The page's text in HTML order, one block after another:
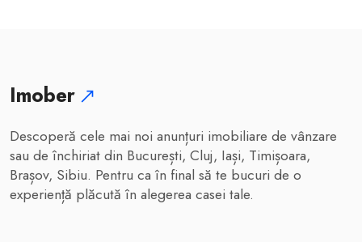
Imober
Descoperă cele mai noi anunțuri imobiliare de vânzare
sau de închiriat din București, Cluj, Iași, Timișoara,
Brașov, Sibiu. Pentru ca în final să te bucuri de o
experiență plăcută în alegerea casei tale.